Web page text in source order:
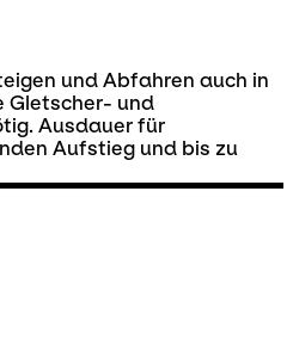
und Abfahren auch in
Gletscher- und
Ausdauer für
Aufstieg und bis zu